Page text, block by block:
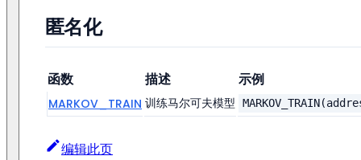
匿名化
函数 描述 示例
MARKOV_TRAIN 训练马尔可夫模型
编辑此页